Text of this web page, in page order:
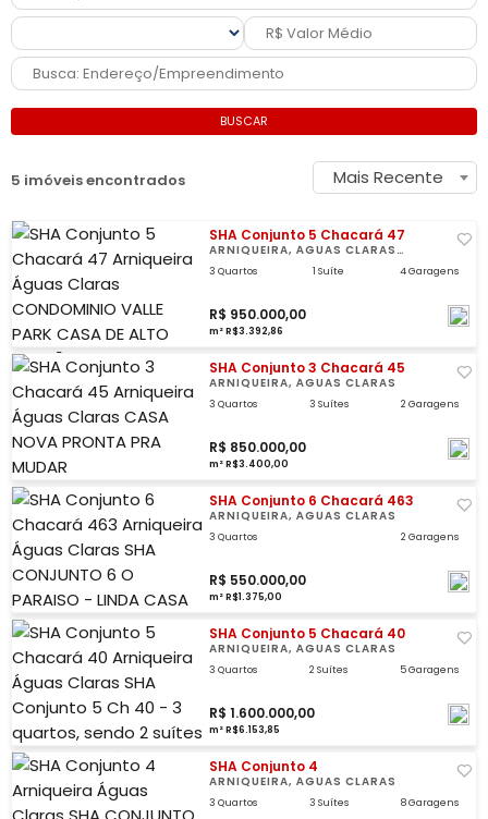
BUSCAR
5 imóveis encontrados Mais Recente
SHA Conjunto 5 Chacará 47
ARNIQUEIRA, ÁGUAS CLARAS
3 Quartos 1 Suíte 4 Garagens
R$ 950.000,00
m² R$3.392,86
SHA Conjunto 3 Chacará 45
ARNIQUEIRA, ÁGUAS CLARAS
3 Quartos 3 Suítes 2 Garagens
R$ 850.000,00
m² R$3.400,00
SHA Conjunto 6 Chacará 463
ARNIQUEIRA, ÁGUAS CLARAS
3 Quartos 2 Garagens
R$ 550.000,00
m² R$1.375,00
SHA Conjunto 5 Chacará 40
ARNIQUEIRA, ÁGUAS CLARAS
3 Quartos 2 Suítes 5 Garagens
R$ 1.600.000,00
m² R$6.153,85
SHA Conjunto 4
ARNIQUEIRA, ÁGUAS CLARAS
3 Quartos 3 Suítes 8 Garagens